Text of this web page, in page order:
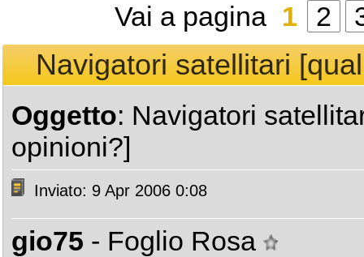
Vai a pagina 1 2
Navigatori satellitari
Oggetto: Navigatori
opinioni?]
Inviato: 9 Apr 2006 0:08
gio75 - Foglio Rosa